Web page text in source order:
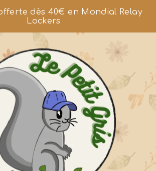
dès 40€ en Mondial Relay
Lockers